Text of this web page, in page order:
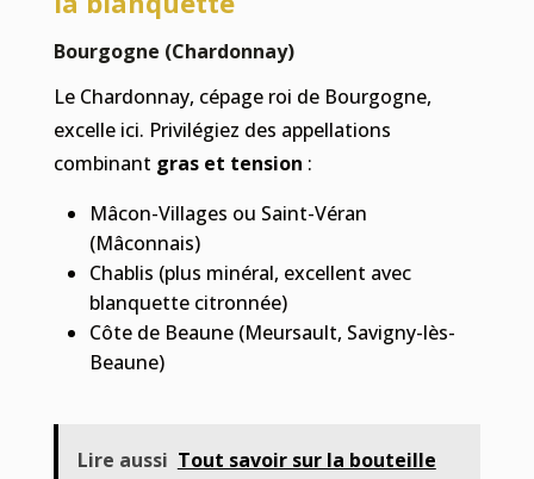
Bourgogne (Chardonnay)
Le Chardonnay, cépage roi de Bourgogne,
excelle ici. Privilégiez des appellations
combinant gras et tension :
Mâcon-Villages ou Saint-Véran
(Mâconnais)
Chablis (plus minéral, excellent avec
blanquette citronnée)
Côte de Beaune (Meursault, Savigny-lès-
Beaune)
Lire aussi Tout savoir sur la bouteille